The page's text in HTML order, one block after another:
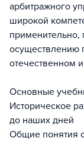
арбитражного
широкой
применительно,
осуществлению
отечественном
Основные
Историческое
до наших дней
Общие понятия